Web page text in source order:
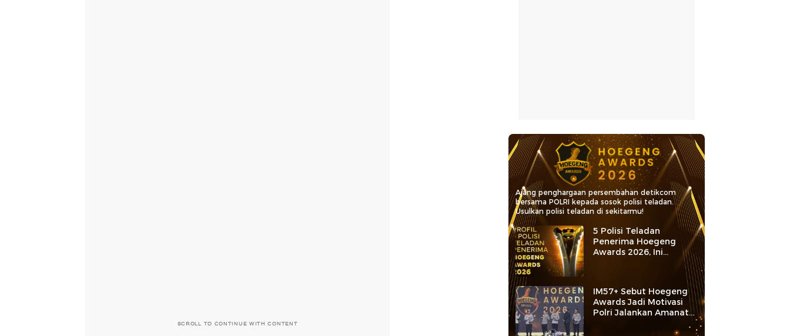
SCROLL TO CONTINUE WITH CONTENT
Ajang penghargaan persembahan detikcom
bersama POLRI kepada sosok polisi teladan.
Usulkan polisi teladan di sekitarmu!
5 Polisi Teladan
Penerima Hoegeng
Awards 2026, Ini
Kategori dan Kiprahnya
IM57+ Sebut Hoegeng
Awards Jadi Motivasi
Polri Jalankan Amanat